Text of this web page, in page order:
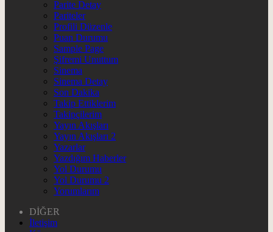
Parite Detay
Pariteler
Profili Düzenle
Puan Durumu
Sample Page
Şifremi Unuttum
Sinema
Sinema Detay
Son Dakika
Takip Ettiklerim
Takipçilerim
Yayın Akışları
Yayın Akışları 2
Yazarlar
Yazdığım Haberler
Yol Durumu
Yol Durumu 2
Yorumlarım
DİĞER
İletişim